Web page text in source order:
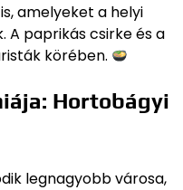
amelyeket a helyi
paprikás csirke és a
körében.
Hortobágyi
legnagyobb városa,